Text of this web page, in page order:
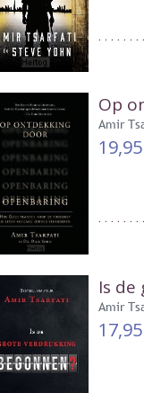
Op
Amir
19,95
Is
Amir
17,95